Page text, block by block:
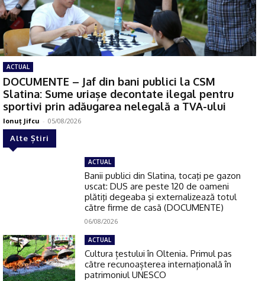
ACTUAL
DOCUMENTE – Jaf din bani publici la CSM
Slatina: Sume uriașe decontate ilegal pentru
sportivi prin adăugarea nelegală a TVA-ului
Ionuţ Jifcu - 05/08/2026
Alte Știri
ACTUAL
Banii publici din Slatina, tocaţi pe gazon
uscat: DUS are peste 120 de oameni
plătiţi degeaba şi externalizează totul
către firme de casă (DOCUMENTE)
06/08/2026
ACTUAL
Cultura țestului în Oltenia. Primul pas
către recunoașterea internațională în
patrimoniul UNESCO